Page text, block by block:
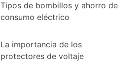
Tipos de bombillos y ahorro de
consumo eléctrico
La importancia de los
protectores de voltaje